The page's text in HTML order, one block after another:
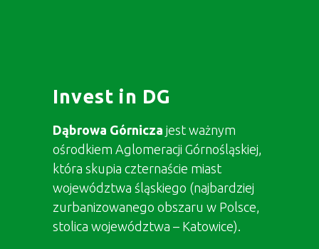
Invest in DG
Dąbrowa Górnicza jest ważnym
ośrodkiem Aglomeracji Górnośląskiej,
która skupia czternaście miast
województwa śląskiego (najbardziej
zurbanizowanego obszaru w Polsce,
stolica województwa – Katowice).